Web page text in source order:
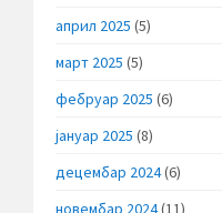
април 2025 (5)
март 2025 (5)
фебруар 2025 (6)
јануар 2025 (8)
децембар 2024(6)
новембар 2024(11)